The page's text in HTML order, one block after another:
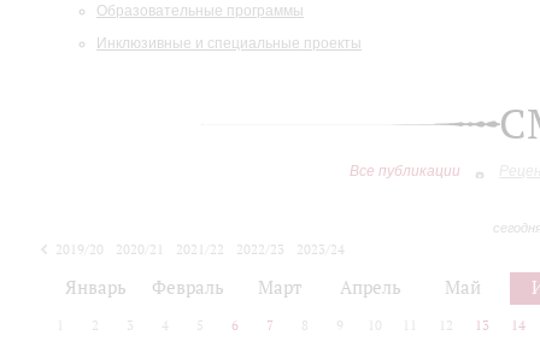
Образовательные программы
Инклюзивные и специальные проекты
Все публикации
2019/20 2020/21 2021/22 2022/23
2023/24
Январь Февраль Март Апрель Май
2 3 4 5 6 7 8 9 10 12 13 14